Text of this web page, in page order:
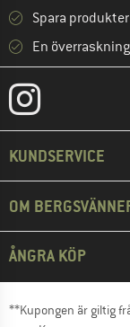
Spara
En
KUNDSERVICE
OM
ÅNGRA KÖP
**Kupongen är giltig